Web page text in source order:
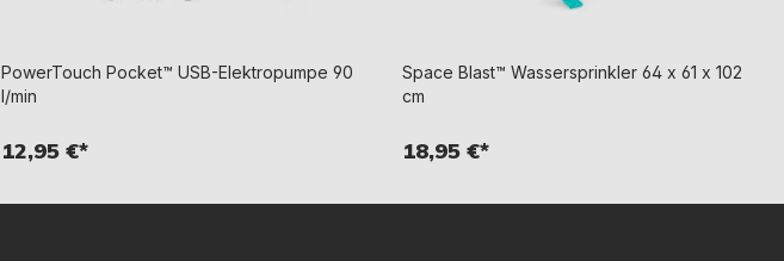
PowerTouch Pocket™ USB-Elektropumpe 90
l/min
12,95 €*
Space Blast™ Wassersprinkler 64 x 61 x 102
cm
18,95 €*